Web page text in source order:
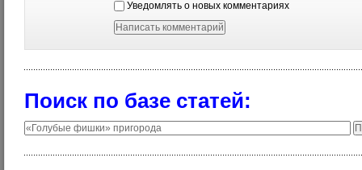
Уведомлять о новых комментариях
Поиск по базе статей: